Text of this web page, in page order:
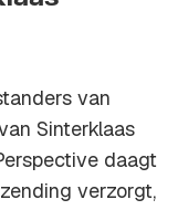
van
Sinterklaas
daagt
verzorgt,